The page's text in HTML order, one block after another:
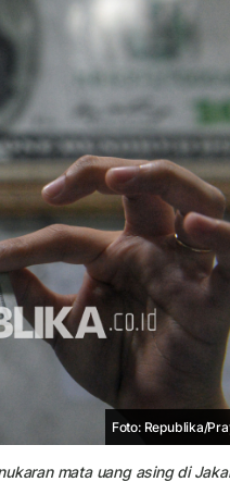
Foto: Republika/
mata uang asing di